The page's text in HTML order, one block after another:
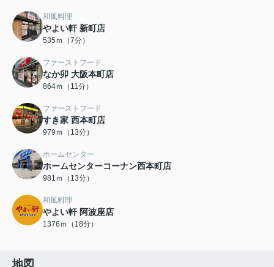
和風料理
やよい軒 新町店
535ｍ（7分）
ファーストフード
なか卯 大阪本町店
864ｍ（11分）
ファーストフード
すき家 西本町店
979ｍ（13分）
ホームセンター
ホームセンターコーナン西本町店
981ｍ（13分）
和風料理
やよい軒 阿波座店
1376ｍ（18分）
地図